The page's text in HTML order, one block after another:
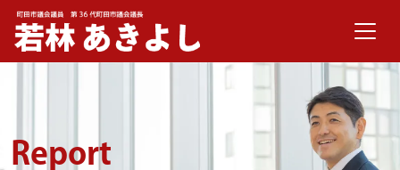
メインナビゲーション
Report